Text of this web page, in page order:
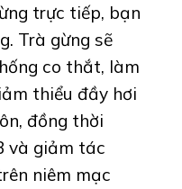
trực tiếp, bạn
Trà gừng sẽ
co thắt, làm
thiểu đầy hơi
đồng thời
và giảm tác
niêm mạc